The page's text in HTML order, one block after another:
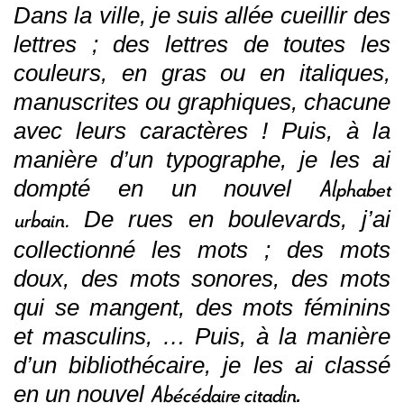
Dans la ville, je suis allée cueillir des
lettres ; des lettres de toutes les
couleurs, en gras ou en italiques,
manuscrites ou graphiques, chacune
avec leurs caractères ! Puis, à la
manière d’un typographe, je les ai
dompté en un nouvel Alphabet
urbain. De rues en boulevards, j’ai
collectionné les mots ; des mots
doux, des mots sonores, des mots
qui se mangent, des mots féminins
et masculins, … Puis, à la manière
d’un bibliothécaire, je les ai classé
en un nouvel Abécédaire citadin.